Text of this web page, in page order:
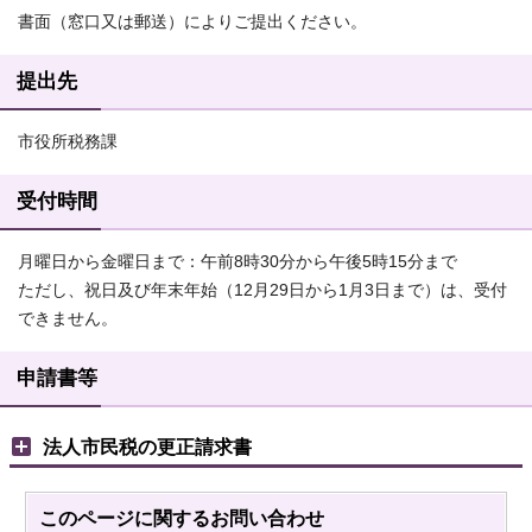
書面（窓口又は郵送）によりご提出ください。
提出先
市役所税務課
受付時間
月曜日から金曜日まで：午前8時30分から午後5時15分まで
ただし、祝日及び年末年始（12月29日から1月3日まで）は、受付
できません。
申請書等
法人市民税の更正請求書
このページに関するお問い合わせ